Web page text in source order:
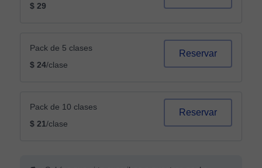
$ 29
Pack de 5 clases
$ 24/clase
Reservar
Pack de 10 clases
$ 21/clase
Reservar